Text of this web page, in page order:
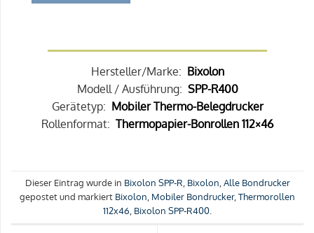
Hersteller/Marke: Bixolon
Modell / Ausführung: SPP-R400
Gerätetyp: Mobiler Thermo-Belegdrucker
Rollenformat: Thermopapier-Bonrollen 112×46
Dieser Eintrag wurde in Bixolon SPP-R Bixolon Alle Bondrucker
gepostet und markiert Bixolon Mobiler Bondrucker, Thermorollen
112x46 Bixolon SPP-R400